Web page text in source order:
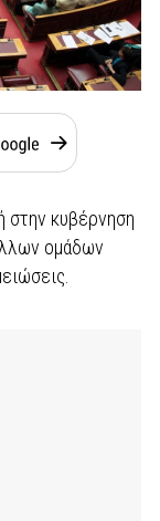
στην κυβέρνηση
ομάδων